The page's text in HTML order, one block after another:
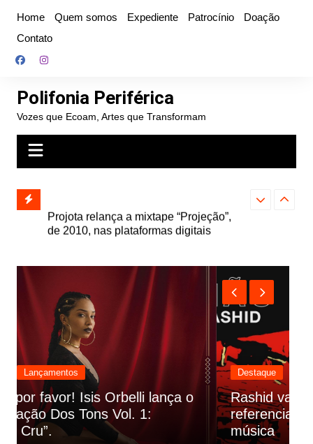
conteúdo
Home Quem somos Expediente Patrocínio
Doação
Contato
Polifonia Periférica
Vozes que Ecoam, Artes que Transformam
e abre
autoral,
de 2010, nas plataformas digitais
Farofa
Destaque Lançamentos
Rashid vai buscar nos HQs as
referencias do clipe de sua nova
música